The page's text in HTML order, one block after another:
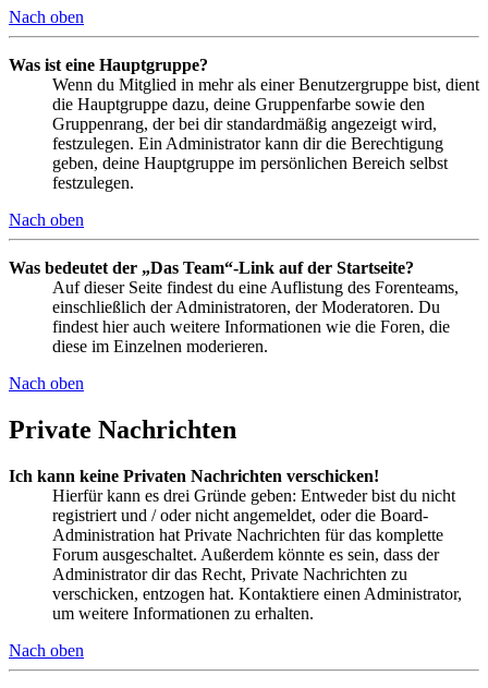
Nach oben
Was ist eine Hauptgruppe?
Wenn du Mitglied in mehr als einer Benutzergruppe bist, dient
die Hauptgruppe dazu, deine Gruppenfarbe sowie den
Gruppenrang, der bei dir standardmäßig angezeigt wird,
festzulegen. Ein Administrator kann dir die Berechtigung
geben, deine Hauptgruppe im persönlichen Bereich selbst
festzulegen.
Nach oben
Was bedeutet der „Das Team“-Link auf der Startseite?
Auf dieser Seite findest du eine Auflistung des Forenteams,
einschließlich der Administratoren, der Moderatoren. Du
findest hier auch weitere Informationen wie die Foren, die
diese im Einzelnen moderieren.
Nach oben
Private Nachrichten
Ich kann keine Privaten Nachrichten verschicken!
Hierfür kann es drei Gründe geben: Entweder bist du nicht
registriert und / oder nicht angemeldet, oder die Board-
Administration hat Private Nachrichten für das komplette
Forum ausgeschaltet. Außerdem könnte es sein, dass der
Administrator dir das Recht, Private Nachrichten zu
verschicken, entzogen hat. Kontaktiere einen Administrator,
um weitere Informationen zu erhalten.
Nach oben